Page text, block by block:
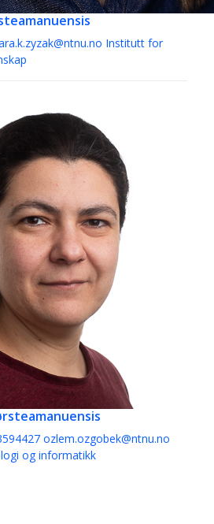
Institutt for
ozlem.ozgobek@ntnu.no
og informatikk